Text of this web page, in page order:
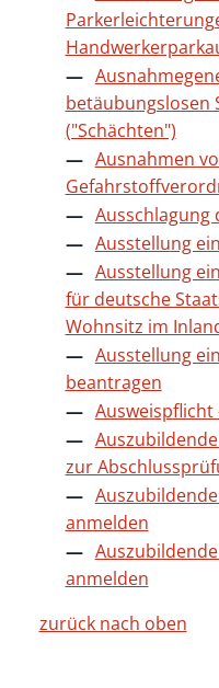
betäubungslosen
("Schächten")
Ausnahmen
Ausschlagung
Ausstellung
Ausstellung
für deutsche
Wohnsitz im
Ausstellung
beantragen
zur
anmelden
anmelden
zurück nach oben